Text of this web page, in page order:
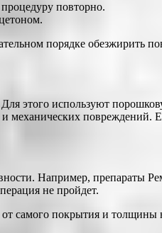
повторно.
порядке обезжирить
этого используют
механических повреждений.
Например, препараты
не пройдет.
самого покрытия и толщины